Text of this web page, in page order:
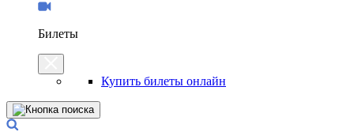
Билеты
Купить билеты онлайн